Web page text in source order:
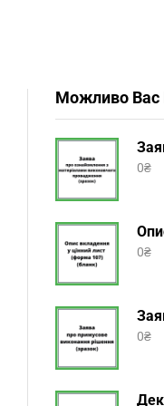
Можливо Вас
0₴
0₴
0₴